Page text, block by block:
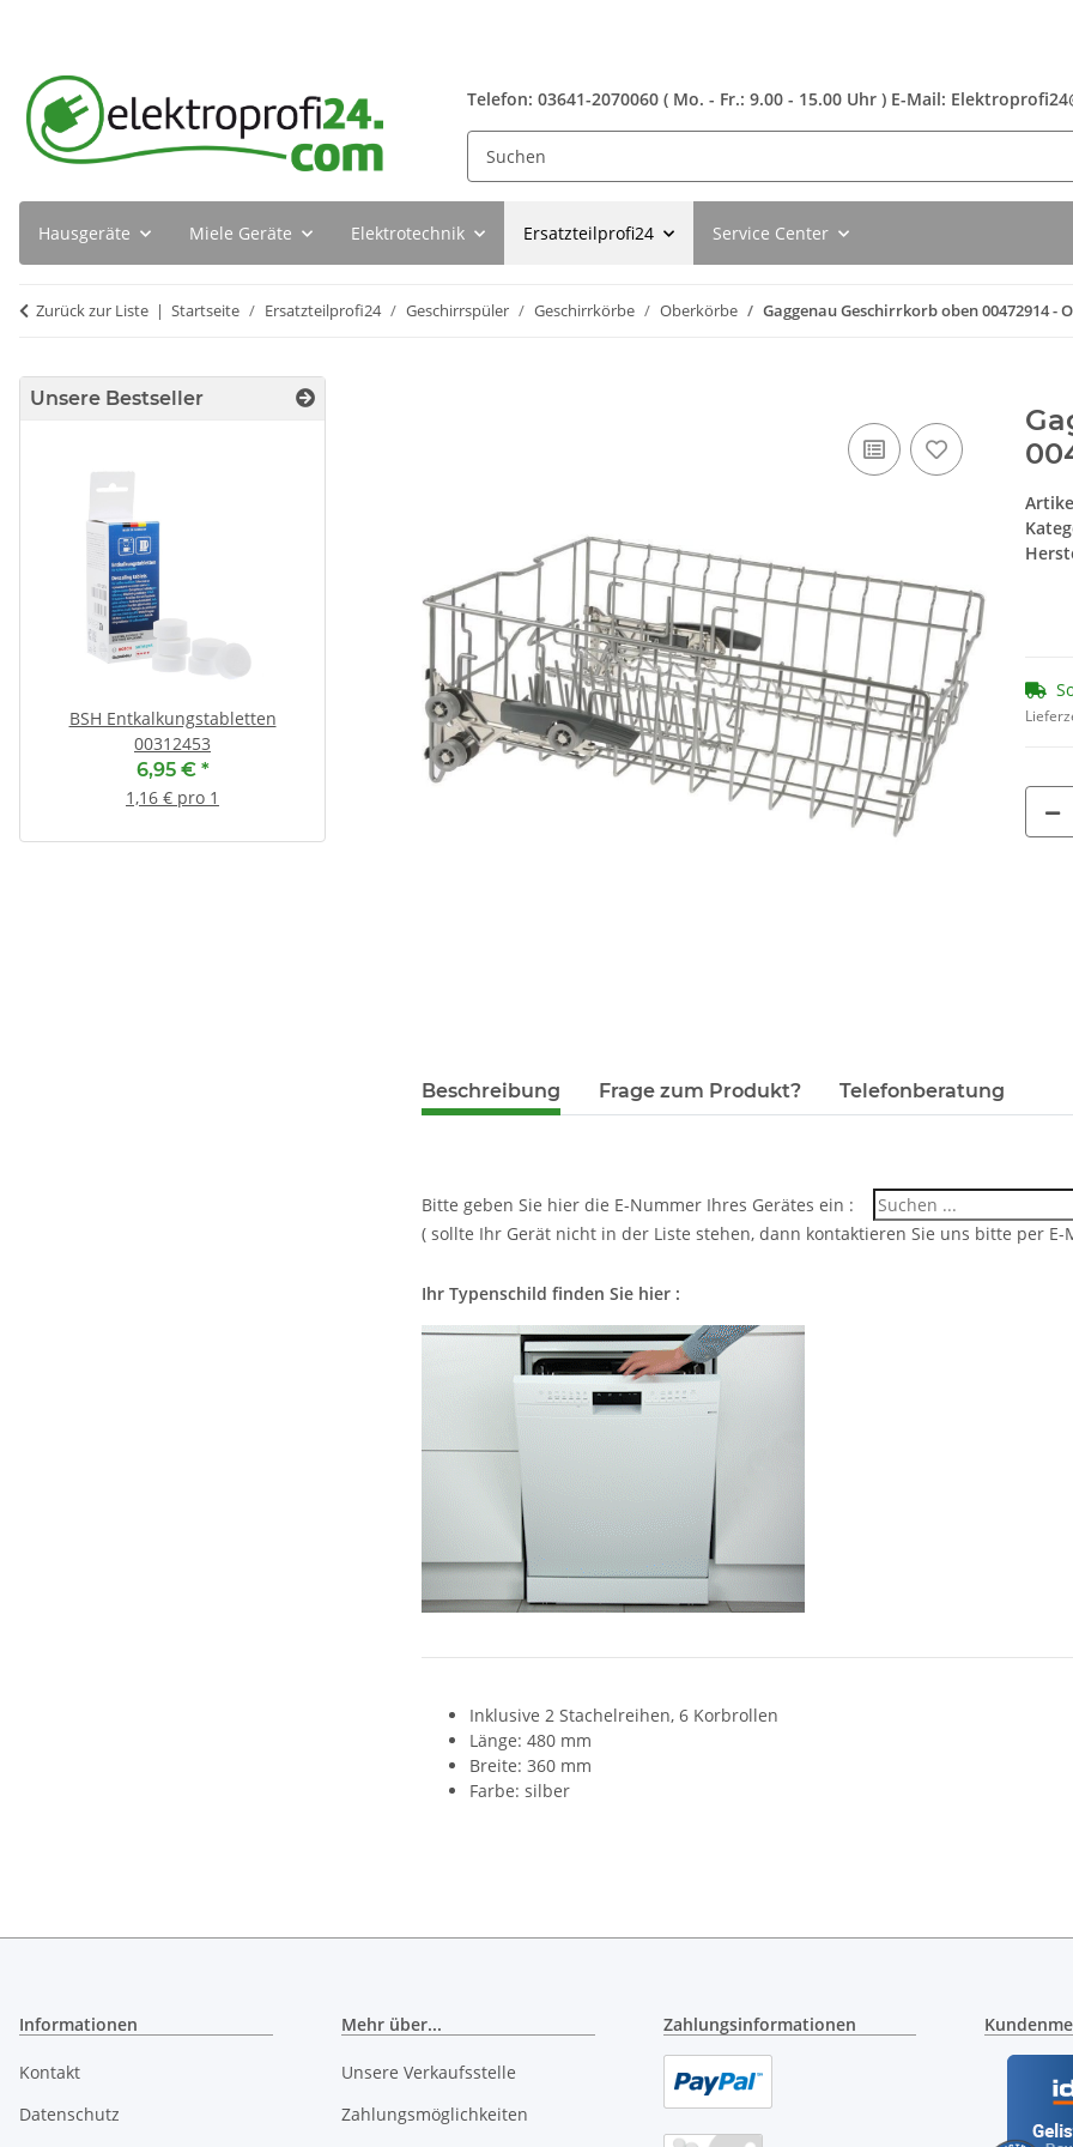
Telefon: 03641-2070060 ( Mo. - Fr.: 9.00 - 15.00 Uhr ) E-Mail:
Hausgeräte Miele Geräte Elektrotechnik Ersatzteilprofi24 Service Center
Zurück zur Liste Startseite Ersatzteilprofi24 Geschirrspüler Geschirrkörbe Oberkörbe Gaggenau Geschirrkorb oben 00472914 -
Beschreibung Frage zum Produkt? Telefonberatung
Bitte geben Sie hier die E-Nummer Ihres Gerätes ein :
( sollte Ihr Gerät nicht in der Liste stehen, dann kontaktieren Sie uns bitte per E-
Ihr Typenschild finden Sie hier :
Inklusive 2 Stachelreihen, 6 Korbrollen
Länge: 480 mm
Breite: 360 mm
Farbe: silber
Unsere Bestseller
BSH Entkalkungstabletten
00312453
6,95 € *
1,16 € pro 1
SEBO Filterbox D 8120ER
13,90 €*
1,74 € pro 1
SEBO Filterbox E 8300ER
14,90 €*
1,86 € pro 1
SEBO
Informationen
Kontakt
Datenschutz
Mehr über...
Unsere Verkaufsstelle
Zahlungsmöglichkeiten
Zahlungsinformationen